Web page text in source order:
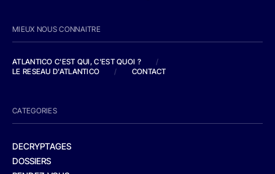
MIEUX NOUS CONNAITRE
ATLANTICO C'EST QUI, C'EST QUOI ?
/
LE RESEAU D'ATLANTICO
/ CONTACT
CATEGORIES
DECRYPTAGES
DOSSIERS